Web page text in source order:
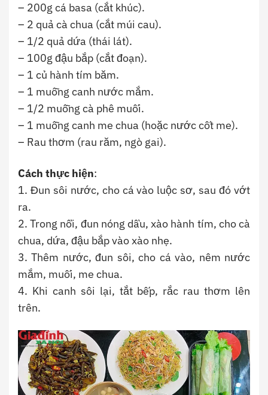
– 200g cá basa (cắt khúc).
– 2 quả cà chua (cắt múi cau).
– 1/2 quả dứa (thái lát).
– 100g đậu bắp (cắt đoạn).
– 1 củ hành tím băm.
– 1 muỗng canh nước mắm.
– 1/2 muỗng cà phê muối.
– 1 muỗng canh me chua (hoặc nước cốt me).
– Rau thơm (rau răm, ngò gai).
Cách thực hiện:
1. Đun sôi nước, cho cá vào luộc sơ, sau đó vớt
ra.
2. Trong nồi, đun nóng dầu, xào hành tím, cho cà
chua, dứa, đậu bắp vào xào nhẹ.
3. Thêm nước, đun sôi, cho cá vào, nêm nước
mắm, muối, me chua.
4. Khi canh sôi lại, tắt bếp, rắc rau thơm lên
trên.